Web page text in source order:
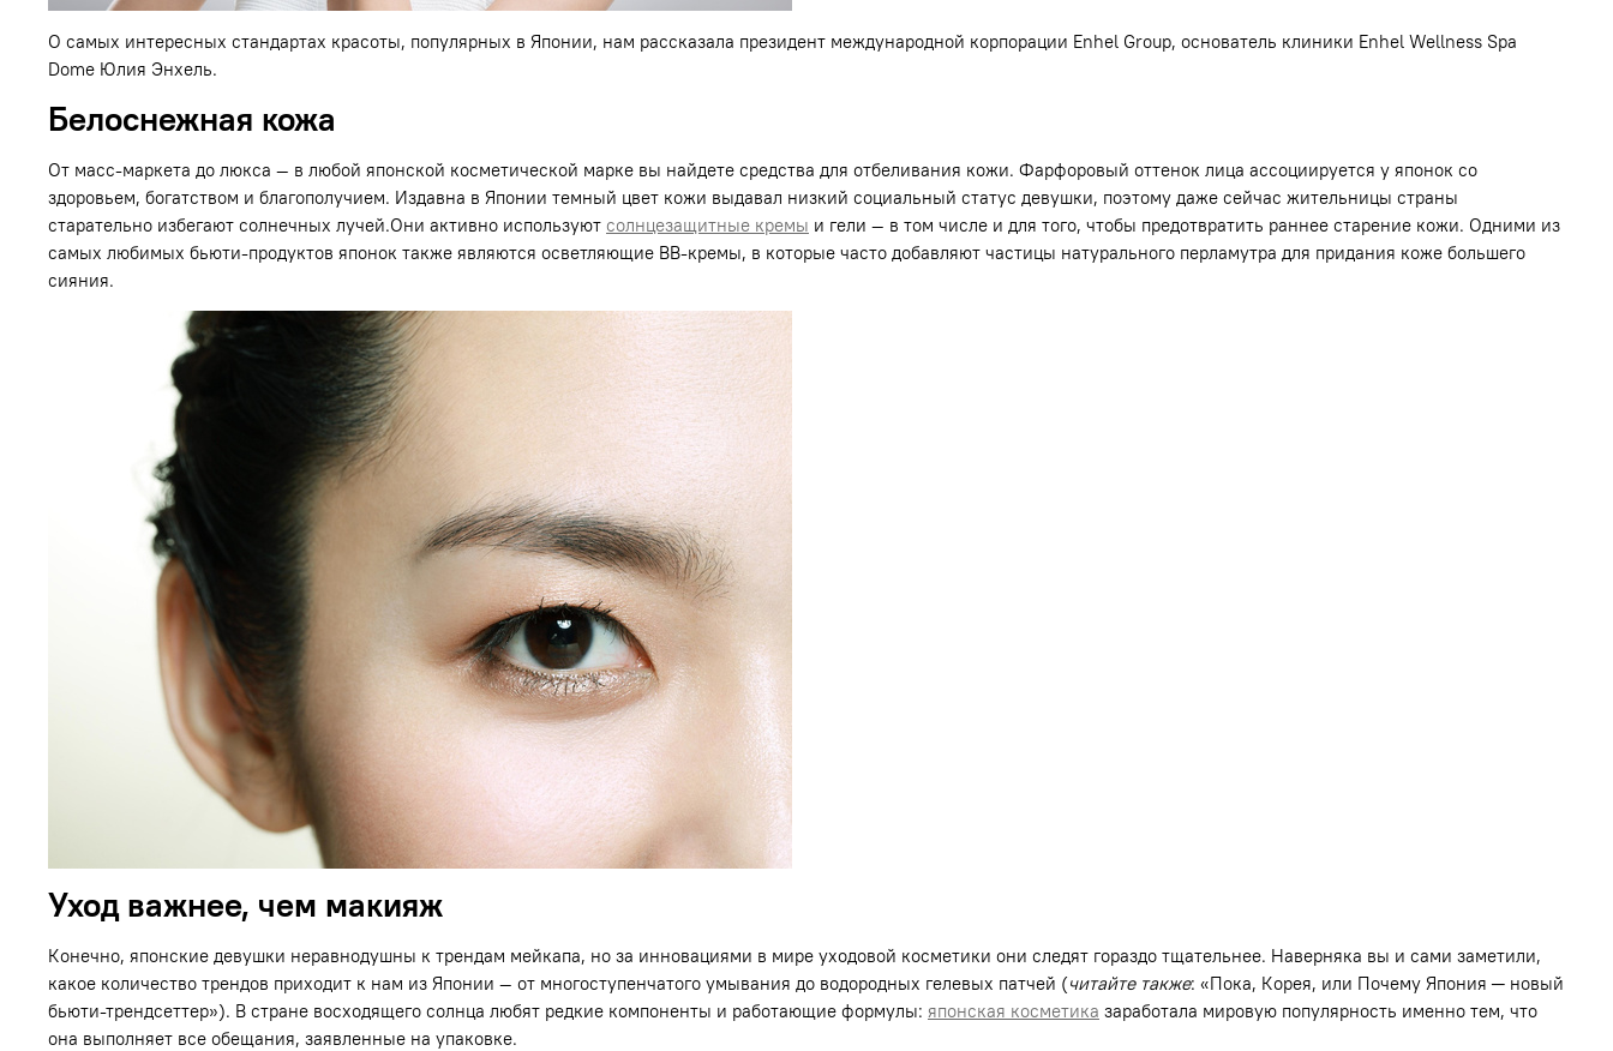
О самых интересных стандартах красоты, популярных в Японии, нам рассказала президент международной корпорации Enhel Group, основатель клиники Enhel Wellness Spa
Dome Юлия Энхель.
Белоснежная кожа
От масс-маркета до люкса — в любой японской косметической марке вы найдете средства для отбеливания кожи. Фарфоровый оттенок лица ассоциируется у японок со
здоровьем, богатством и благополучием. Издавна в Японии темный цвет кожи выдавал низкий социальный статус девушки, поэтому даже сейчас жительницы страны
старательно избегают солнечных лучей.Они активно используют солнцезащитные кремы и гели — в том числе и для того, чтобы предотвратить раннее старение кожи. Одними из
самых любимых бьюти-продуктов японок также являются осветляющие BB-кремы, в которые часто добавляют частицы натурального перламутра для придания коже большего
сияния.
Уход важнее, чем макияж
Конечно, японские девушки неравнодушны к трендам мейкапа, но за инновациями в мире уходовой косметики они следят гораздо тщательнее. Наверняка вы и сами заметили,
какое количество трендов приходит к нам из Японии — от многоступенчатого умывания до водородных гелевых патчей (читайте также: «Пока, Корея, или Почему Япония ─ новый
бьюти-трендсеттер»). В стране восходящего солнца любят редкие компоненты и работающие формулы: японская косметика заработала мировую популярность именно тем, что
она выполняет все обещания, заявленные на упаковке.